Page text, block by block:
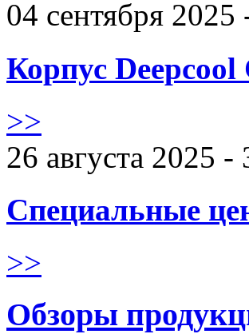
04 сентября
Корпус
>>
26 августа 2025 -
Специальные
>>
Обзоры